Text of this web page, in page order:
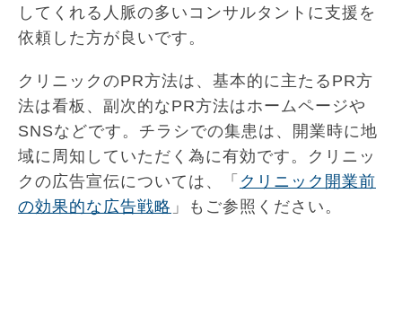
してくれる人脈の多いコンサルタントに支援を
依頼した方が良いです。
クリニックのPR方法は、基本的に主たるPR方
法は看板、副次的なPR方法はホームページや
SNSなどです。チラシでの集患は、開業時に地
域に周知していただく為に有効です。クリニッ
クの広告宣伝については、「 クリニック開業前
の効果的な広告戦略 」もご参照ください。